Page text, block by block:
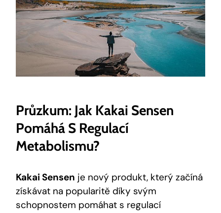
Průzkum: Jak ⁢Kakai Sensen
Pomáhá S⁢ Regulací
⁢metabolismu?
Kakai Sensen je nový produkt, který začíná
získávat na⁣ popularitě díky‍ svým
schopnostem⁣ pomáhat s regulací